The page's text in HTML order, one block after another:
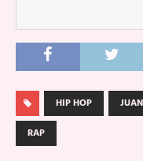
HIP HOP
RAP